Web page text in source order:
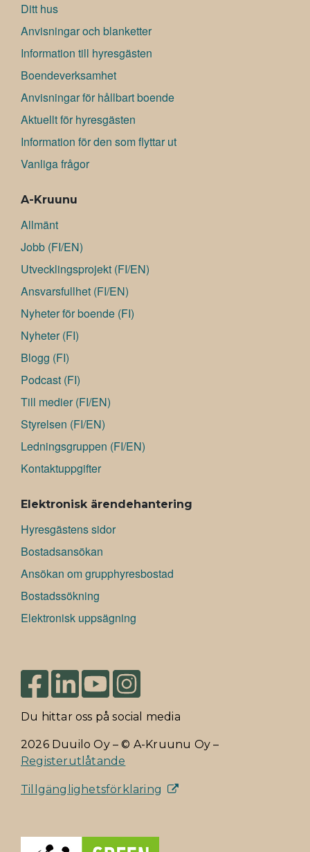
Ditt hus
Anvisningar och blanketter
Information till hyresgästen
Boendeverksamhet
Anvisningar för hållbart boende
Aktuellt för hyresgästen
Information för den som flyttar ut
Vanliga frågor
A-Kruunu
Allmänt
Jobb (FI/EN)
Utvecklingsprojekt (FI/EN)
Ansvarsfullhet (FI/EN)
Nyheter för boende (FI)
Nyheter (FI)
Blogg (FI)
Podcast (FI)
Till medier (FI/EN)
Styrelsen (FI/EN)
Ledningsgruppen (FI/EN)
Kontaktuppgifter
Elektronisk ärendehantering
Hyresgästens sidor
Bostadsansökan
Ansökan om grupphyresbostad
Bostadssökning
Elektronisk uppsägning
Du hittar oss på social media
2026 Duuilo Oy – © A-Kruunu Oy –
Registerutlåtande
Tillgänglighetsförklaring